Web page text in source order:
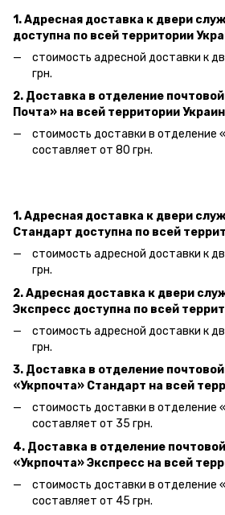
1. Адресная доставка к двери
доступна по всей территории
стоимость адресной доставки к
грн.
2. Доставка в отделение
Почта» на всей территории
стоимость доставки в отделение
составляет от 80 грн.
1. Адресная доставка к двери
Стандарт доступна по всей
стоимость адресной доставки к
грн.
2. Адресная доставка к двери
Экспресс доступна по всей
стоимость адресной доставки к
грн.
3. Доставка в отделение
«Укрпочта» Стандарт на всей
стоимость доставки в отделение
составляет от 35 грн.
4. Доставка в отделение
«Укрпочта» Экспресс на всей
стоимость доставки в отделение
составляет от 45 грн.